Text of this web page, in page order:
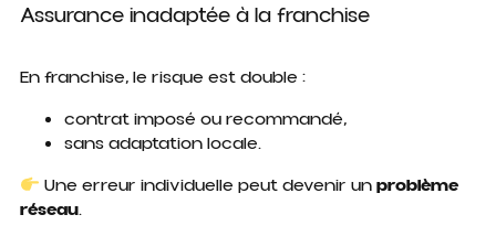
Assurance inadaptée à la franchise
En franchise, le risque est double :
contrat imposé ou recommandé,
sans adaptation locale.
Une erreur individuelle peut devenir unproblème
réseau.